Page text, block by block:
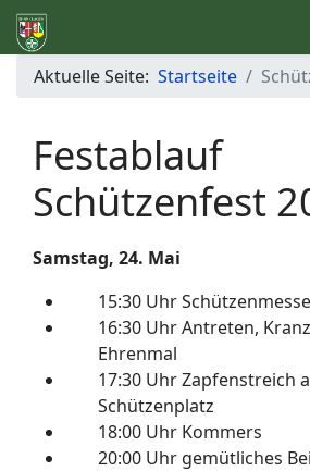
Aktuelle Seite: Startseite
Festablauf
Schützenfest
Samstag, 24. Mai
15:30 Uhr
16:30 Uhr Antreten,
Ehrenmal
17:30 Uhr Zapfenstreich
Schützenplatz
18:00 Uhr Kommers
20:00 Uhr gemütliches